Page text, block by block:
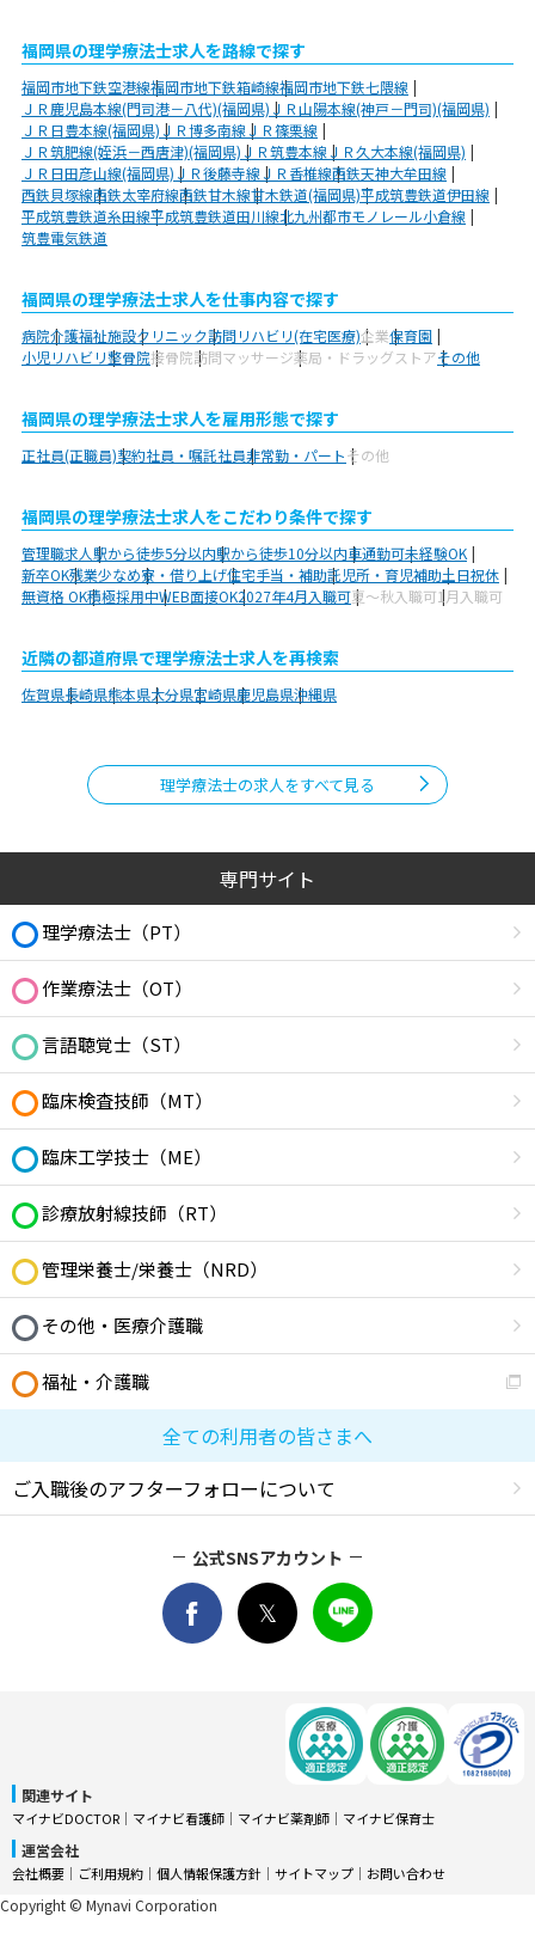
福岡県の理学療法士求人を路線で探す
福岡市地下鉄空港線福岡市地下鉄箱崎線福岡市地下鉄七隈線
ＪＲ鹿児島本線(門司港－八代)(福岡県)ＪＲ山陽本線(神戸－門司)(福岡県)
ＪＲ日豊本線(福岡県)ＪＲ博多南線ＪＲ篠栗線
ＪＲ筑肥線(姪浜－西唐津)(福岡県)ＪＲ筑豊本線ＪＲ久大本線(福岡県)
ＪＲ日田彦山線(福岡県)ＪＲ後藤寺線ＪＲ香椎線西鉄天神大牟田線
西鉄貝塚線西鉄太宰府線西鉄甘木線甘木鉄道(福岡県)平成筑豊鉄道伊田線
平成筑豊鉄道糸田線平成筑豊鉄道田川線北九州都市モノレール小倉線
筑豊電気鉄道
福岡県の理学療法士求人を仕事内容で探す
病院介護福祉施設クリニック訪問リハビリ(在宅医療)企業保育園
小児リハビリ整骨院接骨院訪問マッサージ薬局・ドラッグストアその他
福岡県の理学療法士求人を雇用形態で探す
正社員(正職員)契約社員・嘱託社員非常勤・パートその他
福岡県の理学療法士求人をこだわり条件で探す
管理職求人駅から徒歩5分以内駅から徒歩10分以内車通勤可未経験OK
新卒OK残業少なめ寮・借り上げ住宅手当・補助託児所・育児補助土日祝休
無資格 OK積極採用中WEB面接OK2027年4月入職可夏～秋入職可1月入職可
近隣の都道府県で理学療法士求人を再検索
佐賀県長崎県熊本県大分県宮崎県鹿児島県沖縄県
理学療法士の求人をすべて見る
専門サイト
理学療法士（PT）
作業療法士（OT）
言語聴覚士（ST）
臨床検査技師（MT）
臨床工学技士（ME）
診療放射線技師（RT）
管理栄養士/栄養士（NRD）
その他・医療介護職
福祉・介護職
全ての利用者の皆さまへ
ご入職後のアフターフォローについて
公式SNSアカウント
関連サイト
マイナビDOCTOR │ マイナビ看護師 │ マイナビ薬剤師 │ マイナビ保育士
運営会社
会社概要 │ ご利用規約 │ 個人情報保護方針 │ サイトマップ │ お問い合わせ
Copyright © Mynavi Corporation